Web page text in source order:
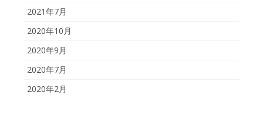
2021年7月
2020年10月
2020年9月
2020年7月
2020年2月